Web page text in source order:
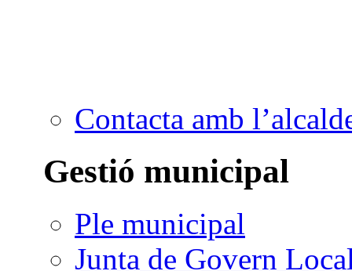
Contacta amb
Gestió municipal
Ple municipal
Junta de Govern